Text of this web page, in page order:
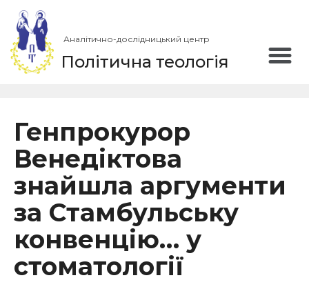
Аналітично-дослідницький центр
Політична теологія
Генпрокурор
Венедіктова
знайшла аргументи
за Стамбульську
конвенцію… у
стоматології